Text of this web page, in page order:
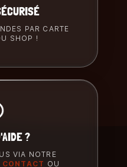
PAR CARTE
SHOP !
?
VIA NOTRE
CONTACT OU